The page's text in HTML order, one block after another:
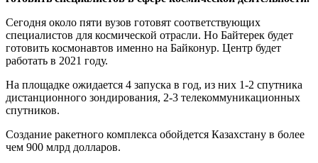
Сегодня около пяти вузов готовят соответствующих
специалистов для космической отрасли. Но Байтерек будет
готовить космонавтов именно на Байконур. Центр будет
работать в 2021 году.
На площадке ожидается 4 запуска в год, из них 1-2 спутника
дистанционного зондирования, 2-3 телекоммуникационных
спутников.
Создание ракетного комплекса обойдется Казахстану в более
чем 900 млрд долларов.